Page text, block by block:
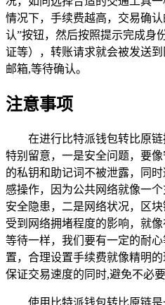
情况下，手续费越高，交易确
认”按钮，然后按照提示完成身
证等），转账请求就会被发送
邮箱,等待确认。
注意事项
在进行比特派钱包转比原
特别留意，一是安全问题，要
的私钥和助记词不被泄露，同
感操作，因为公共网络就像一
安全隐患，二是网络状况，区
受到网络拥堵程度的影响，就
等待一样，我们要有一定的耐
置，合理设置手续费就像精明
保证交易速度的同时,避免不必要